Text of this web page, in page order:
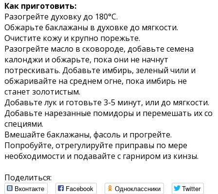
Как приготовить:
Разогрейте духовку до 180°C.
Обжарьте баклажаны в духовке до мягкости.
Очистите кожу и крупно порежьте.
Разогрейте масло в сковороде, добавьте семена
калонджи и обжарьте, пока они не начнут
потрескивать. Добавьте имбирь, зеленый чили и
обжаривайте на среднем огне, пока имбирь не
станет золотистым.
Добавьте лук и готовьте 3-5 минут, или до мягкости.
Добавьте нарезанные помидоры и перемешать их со
специями.
Вмешайте баклажаны, фасоль и прогрейте.
Попробуйте, отрегулируйте приправы по мере
необходимости и подавайте с гарниром из кинзы.
Поделиться:
Вконтакте Facebook Одноклассники
Twitter